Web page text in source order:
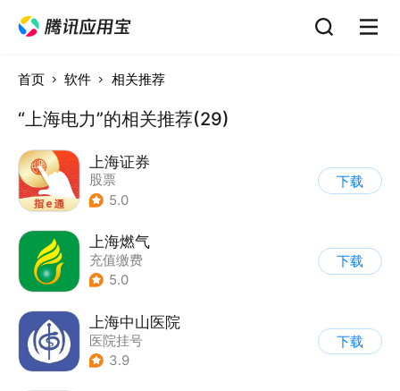
首页 软件 相关推荐
“上海电力”的相关推荐(29)
上海证券
股票
5.0
下载
上海燃气
充值缴费
5.0
下载
上海中山医院
医院挂号
3.9
下载